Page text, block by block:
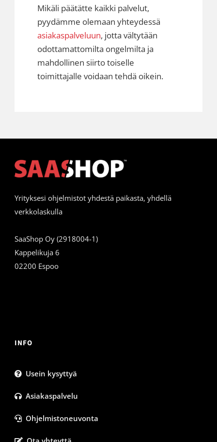
Mikäli päätätte kaikki palvelut,
pyydämme olemaan yhteydessä
asiakaspalveluun, jotta vältytään
odottamattomilta ongelmilta ja
mahdollinen siirto toiselle
toimittajalle voidaan tehdä oikein.
Yrityksesi ohjelmistot yhdestä paikasta, yhdellä
verkkolaskulla
SaaShop Oy (2918004-1)
Kappelikuja 6
02200 Espoo
INFO
Usein kysyttyä
Asiakaspalvelu
Ohjelmistoneuvonta